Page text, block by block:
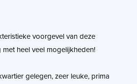
voorgevel van deze
heel veel mogelijkheden!
gelegen, zeer leuke, prima